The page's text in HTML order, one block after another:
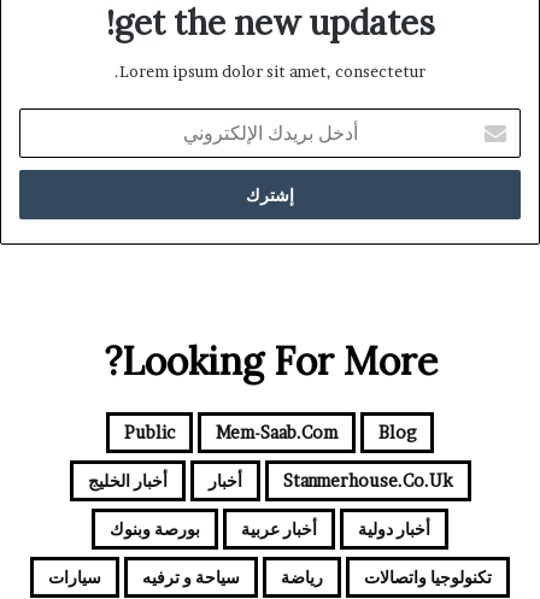
get the new updates!
Lorem ipsum dolor sit amet, consectetur.
بريدك
الإلكتروني
Looking For More?
Blog
Mem-Saab.com
Public
Stanmerhouse.co.uk أخبار أخبار الخليج
أخبار دولية أخبار عربية بورصة وبنوك
تكنولوجيا واتصالات رياضة سياحة و ترفيه سيارات